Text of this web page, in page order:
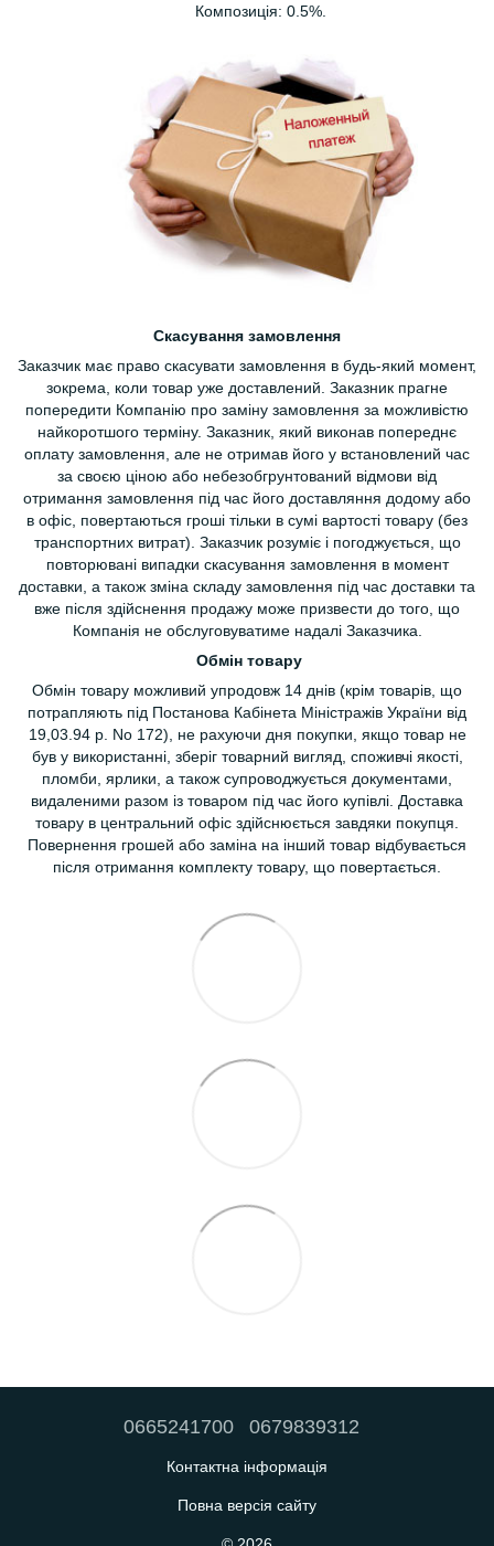
Композиція: 0.5%.
Скасування замовлення
Заказчик має право скасувати замовлення в будь-який момент,
зокрема, коли товар уже доставлений. Заказник прагне
попередити Компанію про заміну замовлення за можливістю
найкоротшого терміну. Заказник, який виконав попереднє
оплату замовлення, але не отримав його у встановлений час
за своєю ціною або небезобгрунтований відмови від
отримання замовлення під час його доставляння додому або
в офіс, повертаються гроші тільки в сумі вартості товару (без
транспортних витрат). Заказчик розуміє і погоджується, що
повторювані випадки скасування замовлення в момент
доставки, а також зміна складу замовлення під час доставки та
вже після здійснення продажу може призвести до того, що
Компанія не обслуговуватиме надалі Заказчика.
Обмін товару
Обмін товару можливий упродовж 14 днів (крім товарів, що
потрапляють під Постанова Кабінета Міністражів України від
19,03.94 р. No 172), не рахуючи дня покупки, якщо товар не
був у використанні, зберіг товарний вигляд, споживчі якості,
пломби, ярлики, а також супроводжується документами,
видаленими разом із товаром під час його купівлі. Доставка
товару в центральний офіс здійснюється завдяки покупця.
Повернення грошей або заміна на інший товар відбувається
після отримання комплекту товару, що повертається.
0665241700 0679839312
Контактна інформація
Повна версія сайту